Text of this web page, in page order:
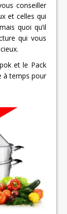
conseiller
et celles qui
quoi qu’il
qui vous
et le Pack
à temps pour